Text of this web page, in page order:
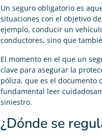
Un seguro obligatorio es
situaciones con el objetivo
ejemplo, conducir un
conductores, sino que
El momento en el que un
clave para asegurar la
póliza, que es el documento
fundamental leer
siniestro.
¿Dónde se